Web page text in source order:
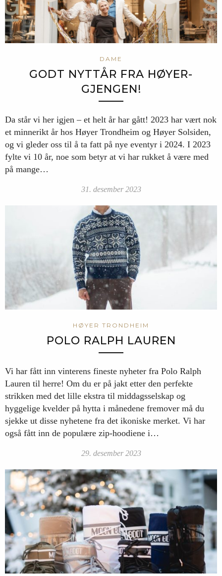
DAME
GODT NYTTÅR FRA HØYER-
GJENGEN!
Da står vi her igjen – et helt år har gått! 2023 har vært nok
et minnerikt år hos Høyer Trondheim og Høyer Solsiden,
og vi gleder oss til å ta fatt på nye eventyr i 2024. I 2023
fylte vi 10 år, noe som betyr at vi har rukket å være med
på mange…
31. desember 2023
HØYER TRONDHEIM
POLO RALPH LAUREN
Vi har fått inn vinterens fineste nyheter fra Polo Ralph
Lauren til herre! Om du er på jakt etter den perfekte
strikken med det lille ekstra til middagsselskap og
hyggelige kvelder på hytta i månedene fremover må du
sjekke ut disse nyhetene fra det ikoniske merket. Vi har
også fått inn de populære zip-hoodiene i…
29. desember 2023